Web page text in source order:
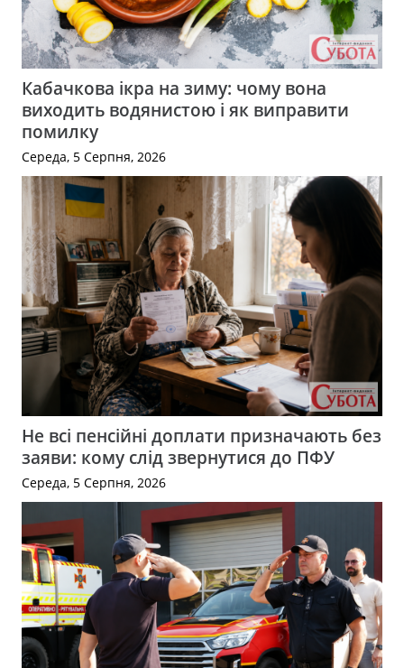
Кабачкова ікра на зиму: чому вона
виходить водянистою і як виправити
помилку
Середа, 5 Серпня, 2026
Не всі пенсійні доплати призначають без
заяви: кому слід звернутися до ПФУ
Середа, 5 Серпня, 2026